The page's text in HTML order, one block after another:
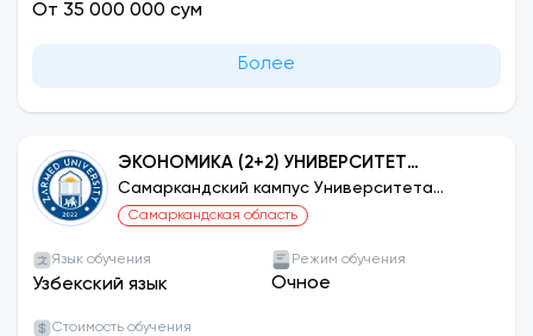
От 35 000 000 сум
Более
ЭКОНОМИКА (2+2) УНИВЕРСИТЕТ
СЕЛЬЧУК, ТУРЦИЯ
Самаркандский кампус Университета
ЗАРМЕД
Самаркандская область
Язык обучения
Узбекский язык
Режим обучения
Очное
Стоимость обучения